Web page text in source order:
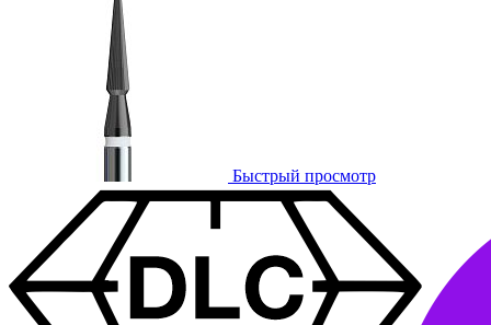
Быстрый просмотр